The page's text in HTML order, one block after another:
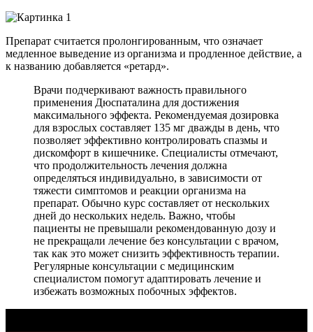
Препарат считается пролонгированным, что означает
медленное выведение из организма и продленное действие, а
к названию добавляется «ретард».
Врачи подчеркивают важность правильного
применения Дюспаталина для достижения
максимального эффекта. Рекомендуемая дозировка
для взрослых составляет 135 мг дважды в день, что
позволяет эффективно контролировать спазмы и
дискомфорт в кишечнике. Специалисты отмечают,
что продолжительность лечения должна
определяться индивидуально, в зависимости от
тяжести симптомов и реакции организма на
препарат. Обычно курс составляет от нескольких
дней до нескольких недель. Важно, чтобы
пациенты не превышали рекомендованную дозу и
не прекращали лечение без консультации с врачом,
так как это может снизить эффективность терапии.
Регулярные консультации с медицинским
специалистом помогут адаптировать лечение и
избежать возможных побочных эффектов.